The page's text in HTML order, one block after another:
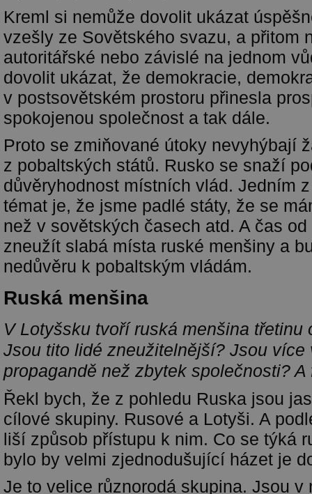
Kreml si nemůže dovolit ukázat
vzešly ze Sovětského svazu, a přitom
autoritářské nebo závislé na jednom
dovolit ukázat, že demokracie,
v postsovětském prostoru přinesla
spokojenou společnost a tak dále.
Proto se zmiňované útoky nevyhýbají
z pobaltských států. Rusko se snaží
důvěryhodnost místních vlád. Jedním
témat je, že jsme padlé státy, že se
než v sovětských časech atd. A čas
zneužít slabá místa ruské menšiny a
nedůvěru k pobaltským vládám.
Ruská menšina
V Lotyšsku tvoří ruská menšina třetinu
Jsou tito lidé zneužitelnější? Jsou více
propagandě než zbytek společnosti? A
Řekl bych, že z pohledu Ruska jsou
cílové skupiny. Rusové a Lotyši. A
liší způsob přístupu k nim. Co se týká
bylo by velmi zjednodušující házet je
Je to velice různorodá skupina. Jsou v